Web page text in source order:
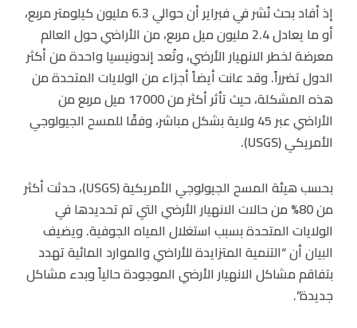
إذ أفاد بحث نُشر في فبراير أن حوالي 6.3 مليون كيلومتر مربع،
أو ما يعادل 2.4 مليون ميل مربع، من الأراضي حول العالم
معرضة لخطر الانهيار الأرضي، وتُعد إندونيسيا واحدة من أكثر
الدول تضرراً. وقد عانت أيضاً أجزاء من الولايات المتحدة من
هذه المشكلة، حيث تأثر أكثر من 17000 ميل مربع من
الأراضي عبر 45 ولاية بشكل مباشر، وفقًا للمسح الجيولوجي
الأمريكي (USGS).
بحسب هيئة المسح الجيولوجي الأمريكية (USGS)، حدثت أكثر
من 80% من حالات الانهيار الأرضي التي تم تحديدها في
الولايات المتحدة بسبب استغلال المياه الجوفية. ويضيف
البيان أن “التنمية المتزايدة للأراضي والموارد المائية تهدد
بتفاقم مشاكل الانهيار الأرضي الموجودة حالياً وبدء مشاكل
جديدة”.